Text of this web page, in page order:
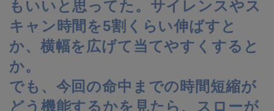
もいいと思ってた。サイレンスやス
キャン時間を5割くらい伸ばすと
か、横幅を広げて当てやすくすると
か。
でも、今回の命中までの時間短縮が
どう機能するかを見たら、スローが